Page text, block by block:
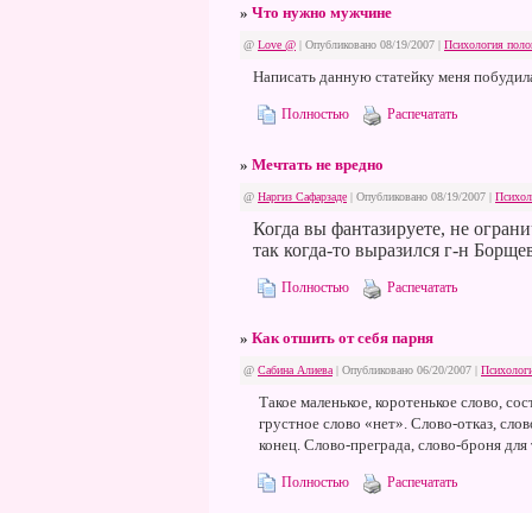
» Что нужно мужчине
@ Love @ | Опубликовано 08/19/2007 | Психология
Написать данную статейку меня
Полностью Распечатать
» Мечтать не вредно
@ Наргиз Сафарзаде | Опубликовано 08/19/2007 |
Когда вы фантазируете, не
так когда-то выразился г-н
Полностью Распечатать
» Как отшить от себя парня
@ Сабина Алиева | Опубликовано 06/20/2007 |
Такое маленькое, коротенькое слово,
грустное слово «нет». Слово-отказ,
конец. Слово-преграда, слово-броня
Полностью Распечатать